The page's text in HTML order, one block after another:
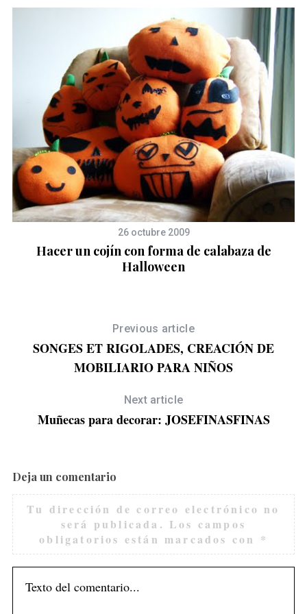
26 octubre 2009
Hacer un cojín con forma de calabaza de
Halloween
Previous article
SONGES ET RIGOLADES, CREACIÓN DE
MOBILIARIO PARA NIÑOS
Next article
Muñecas para decorar: JOSEFINASFINAS
Deja un comentario
Tu dirección de correo electrónico no
será publicada. Los campos
obligatorios están marcados con *